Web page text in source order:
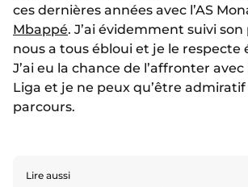
ces dernières années avec l’AS
Mbappé. J’ai évidemment suivi son
nous a tous ébloui et je le
J’ai eu la chance de l’affronter avec
Liga et je ne peux qu’être admiratif
parcours.
Lire aussi